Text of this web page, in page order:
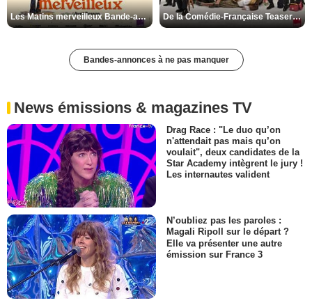
Les Matins merveilleux Bande-annonce VF De la Comédie-Française Teaser VF
Bandes-annonces à ne pas manquer
News émissions & magazines TV
Drag Race : "Le duo qu’on
n'attendait pas mais qu’on
voulait", deux candidates de la
Star Academy intègrent le jury !
Les internautes valident
N’oubliez pas les paroles :
Magali Ripoll sur le départ ?
Elle va présenter une autre
émission sur France 3